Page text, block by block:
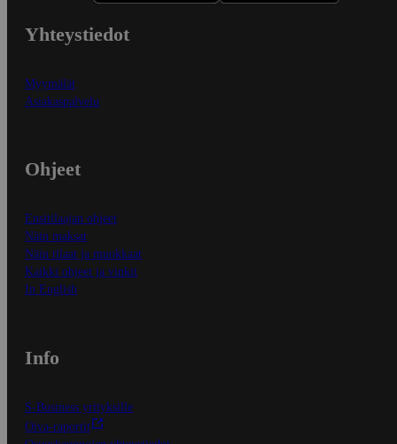
Yhteystiedot
Myymälät
Asiakaspalvelu
Ohjeet
Ensitilaajan ohjeet
Näin maksat
Näin tilaat ja muokkaat
Kaikki ohjeet ja vinkit
In English
Info
S-Business yrityksille
Oiva-raportit